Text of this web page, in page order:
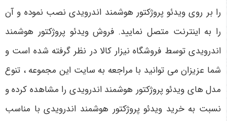
را بر روی ویدئو پروژکتور هوشمند اندرویدی نصب نموده و آن
را به اینترنت متصل نمایید. فروش ویدئو پروژکتور هوشمند
اندرویدی توسط فروشگاه نیزار کالا در نظر گرفته شده است و
شما عزیزان می توانید با مراجعه به سایت این مجموعه ، تنوع
مدل های ویدئو پروژکتور هوشمند اندرویدی را مشاهده کرده و
نسبت به خرید ویدئو پروژکتور هوشمند اندرویدی با مناسب